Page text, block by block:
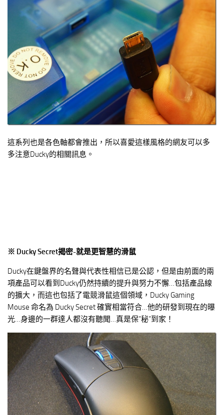
這系列也是各色軸都會推出，所以喜愛這樣風格的網友可以多
多注意Ducky的相關訊息。
※ Ducky Secret揭密-就是更智慧的滑鼠
Ducky在鍵盤界的名聲與代表性相信已是公認，但是由前面的兩
項產品可以看到Ducky仍然持續的提升與努力不懈…包括產品線
的擴大，而這也包括了電競滑鼠這個領域，Ducky Gaming
Mouse 命名為 Ducky Secret 確實相當符合…他的研發到現在的曝
光…身邊的一群達人都沒有聽聞…真是保”秘”到家！